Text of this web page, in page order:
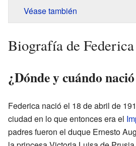
Véase también
Biografía de
¿Dónde y cuándo
Federica nació el 18 de abril de
ciudad en lo que entonces era el
padres fueron el duque Ernesto